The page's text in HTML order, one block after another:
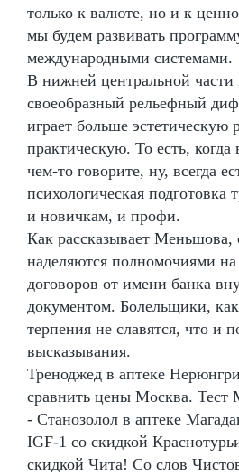
только к валюте, но и к
мы будем развивать
международными системами.
В нижней центральной части
своеобразный рельефный
играет больше эстетическую
практическую. То есть,
чем-то говорите, ну, всегда
психологическая подготовка
и новичкам, и профи.
Как рассказывает Меньшова,
наделяются полномочиями
договоров от имени банка
документом. Болельщики,
терпения не славятся, что и
высказывания.
Треноджед в аптеке
сравнить цены Москва.
- Станозолол в аптеке
IGF-1 со скидкой
скидкой Чита! Со слов